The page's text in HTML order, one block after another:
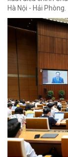
Hà Nội - Hải Phòng.